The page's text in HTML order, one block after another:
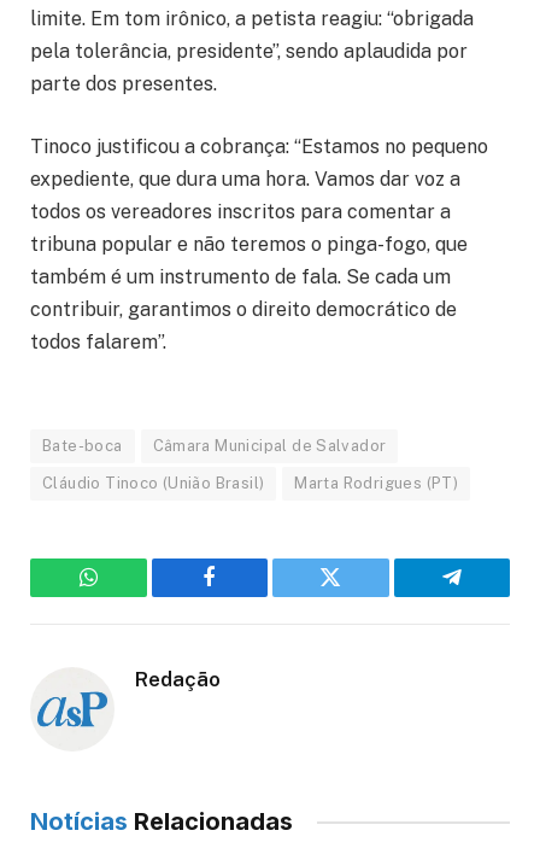
limite. Em tom irônico, a petista reagiu: “obrigada
pela tolerância, presidente”, sendo aplaudida por
parte dos presentes.
Tinoco justificou a cobrança: “Estamos no pequeno
expediente, que dura uma hora. Vamos dar voz a
todos os vereadores inscritos para comentar a
tribuna popular e não teremos o pinga-fogo, que
também é um instrumento de fala. Se cada um
contribuir, garantimos o direito democrático de
todos falarem”.
Bate-boca Câmara Municipal de Salvador
Cláudio Tinoco (União Brasil) Marta Rodrigues (PT)
WhatsApp Facebook Twitter Telegram
Redação
Notícias Relacionadas